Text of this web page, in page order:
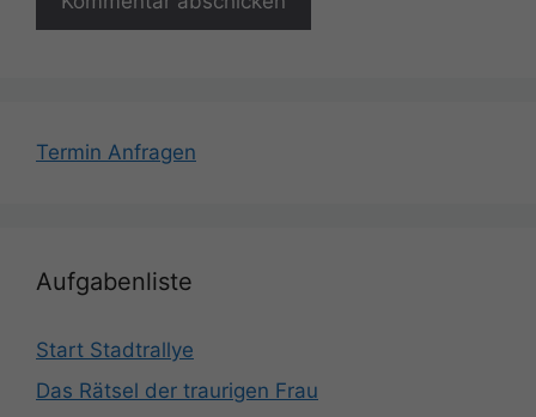
Termin Anfragen
Aufgabenliste
Start Stadtrallye
Das Rätsel der traurigen Frau